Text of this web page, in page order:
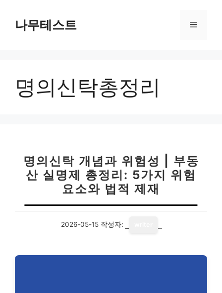
나무테스트 메
명의신탁총정리
명의신탁 개념과 위험성 | 부동
산 실명제 총정리: 5가지 위험
요소와 법적 제재
2026-05-15 작성자: